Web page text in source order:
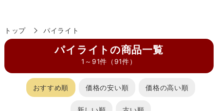
トップ パイライト
パイライトの商品一覧
1～91件（91件）
おすすめ順 価格の安い順 価格の高い順